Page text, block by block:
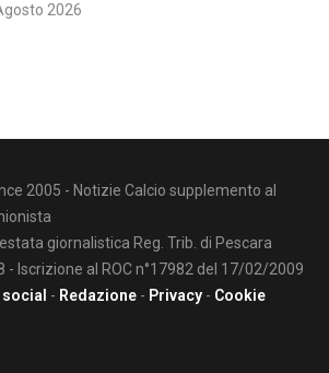
2026
2005 - Notizie Calcio supplemento al
giornalistica Reg. Trib. di Pescara
Iscrizione al ROC n°17982 del 17/02/2009
- Redazione - Privacy - Cookie